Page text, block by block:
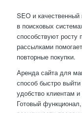
SEO и
в поисковых
способствуют росту
рассылками
повторные покупки.
Аренда сайта для
способ быстро
удобство клиентам
Готовый